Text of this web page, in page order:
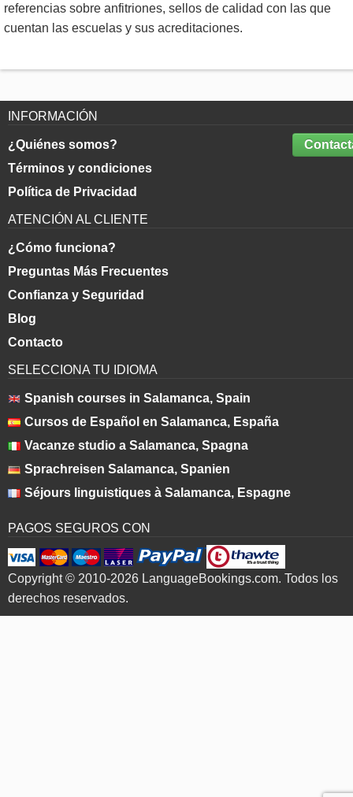
referencias sobre anfitriones, sellos de calidad con las que
cuentan las escuelas y sus acreditaciones.
INFORMACIÓN
¿Quiénes somos?
Términos y condiciones
Política de Privacidad
ATENCIÓN AL CLIENTE
¿Cómo funciona?
Preguntas Más Frecuentes
Confianza y Seguridad
Blog
Contacto
SELECCIONA TU IDIOMA
Spanish courses in Salamanca, Spain
Cursos de Español en Salamanca, España
Vacanze studio a Salamanca, Spagna
Sprachreisen Salamanca, Spanien
Séjours linguistiques à Salamanca, Espagne
PAGOS SEGUROS CON
Copyright © 2010-2026 LanguageBookings.com. Todos los
derechos reservados.